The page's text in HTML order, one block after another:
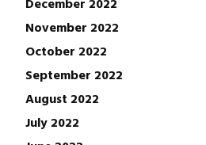
November 2022
October 2022
September 2022
August 2022
July 2022